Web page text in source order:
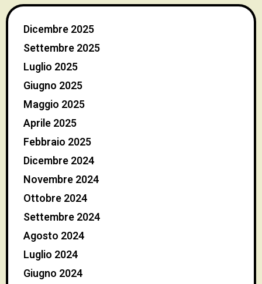
Dicembre 2025
Settembre 2025
Luglio 2025
Giugno 2025
Maggio 2025
Aprile 2025
Febbraio 2025
Dicembre 2024
Novembre 2024
Ottobre 2024
Settembre 2024
Agosto 2024
Luglio 2024
Giugno 2024